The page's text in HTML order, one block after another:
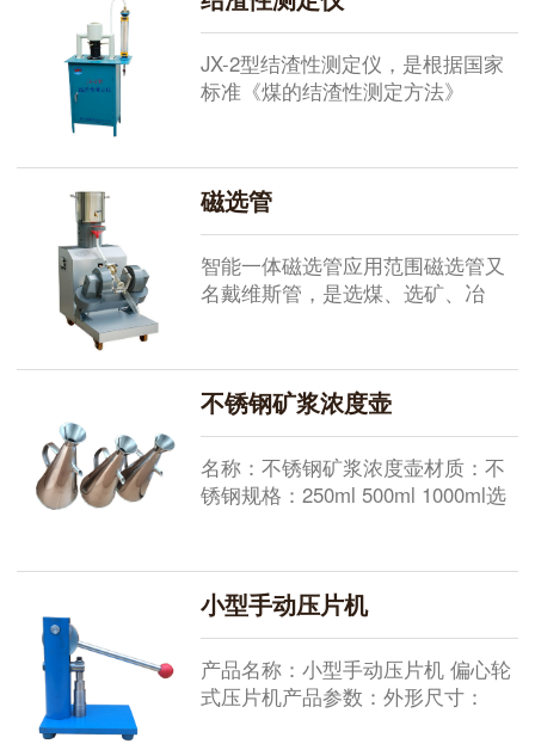
检查，以便消除在运输过程中可能
产生的故障。安装时仪器外壳应可
靠接地。起动...
JX-2型结渣性测定仪，是根据国家
标准《煤的结渣性测定方法》
在气化或燃烧过程中结渣的难易程
度。项目 技术指标煤样粒度3-6mm
装样度 400 Cm³应配鼓风机风量
≥12m³/h风压≥1000mmHg...
磁选管
智能一体磁选管应用范围磁选管又
名戴维斯管，是选煤、选矿、冶
重介质选煤厂检验介质损耗指标的
实验设备,是重介质选煤厂化验室和
重介质磁铁粉生产厂的化验设备。
技术要求 ：符合GB/T18711-2002
第七节《选煤用磁铁矿粉实验方
法》型号:WBCX-50...
不锈钢矿浆浓度壶
名称：不锈钢矿浆浓度壶材质：不
锈钢规格：250ml 500ml 1000ml选
（1）先校正台秤（或粗天平）的零
点；（2）检查空浓度壶的重量与体
积，是否与所查浓度壶表相符；
（3）按照取样规定，用取样勺采分
级溢流试样，小心谨慎地将所采样
品倒入浓度壶中，在倒入过程...
小型手动压片机
产品名称：小型手动压片机 偏心轮
式压片机产品参数：外形尺寸：